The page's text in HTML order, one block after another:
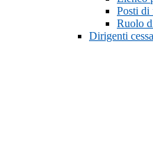
Posti di
Ruolo
Dirigenti